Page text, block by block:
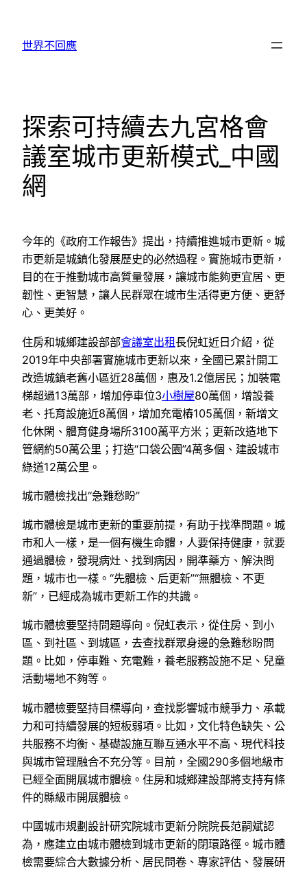
世界不回應
探索可持續去九宮格會
議室城市更新模式_中國
網
今年的《政府工作報告》提出，持續推進城市更新。城
市更新是城鎮化發展歷史的必然過程。實施城市更新，
目的在于推動城市高質量發展，讓城市能夠更宜居、更
韌性、更智慧，讓人民群眾在城市生活得更方便、更舒
心、更美好。
住房和城鄉建設部部會議室出租長倪虹近日介紹，從
2019年中央部署實施城市更新以來，全國已累計開工
改造城鎮老舊小區近28萬個，惠及1.2億居民；加裝電
梯超過13萬部，增加停車位3小樹屋80萬個，增設養
老、托育設施近8萬個，增加充電樁105萬個，新增文
化休閑、體育健身場所3100萬平方米；更新改造地下
管網約50萬公里；打造“口袋公園”4萬多個、建設城市
綠道12萬公里。
城市體檢找出“急難愁盼”
城市體檢是城市更新的重要前提，有助于找準問題。城
市和人一樣，是一個有機生命體，人要保持健康，就要
通過體檢，發現病灶、找到病因，開準藥方、解決問
題，城市也一樣。“先體檢、后更新”“無體檢、不更
新”，已經成為城市更新工作的共識。
城市體檢要堅持問題導向。倪虹表示，從住房、到小
區、到社區、到城區，去查找群眾身邊的急難愁盼問
題。比如，停車難、充電難，養老服務設施不足、兒童
活動場地不夠等。
城市體檢要堅持目標導向，查找影響城市競爭力、承載
力和可持續發展的短板弱項。比如，文化特色缺失、公
共服務不均衡、基礎設施互聯互通水平不高、現代科技
與城市管理融合不充分等。目前，全國290多個地級市
已經全面開展城市體檢。住房和城鄉建設部將支持有條
件的縣級市開展體檢。
中國城市規劃設計研究院城市更新分院院長范嗣斌認
為，應建立由城市體檢到城市更新的閉環路徑。城市體
檢需要綜合大數據分析、居民問卷、專家評估、發展研